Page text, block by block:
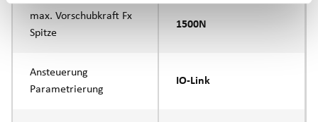
max. Vorschubkraft Fx
Spitze
1500N
Ansteuerung
Parametrierung
IO-Link